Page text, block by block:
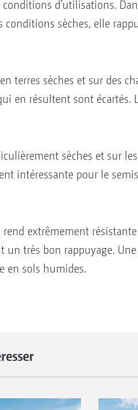
d’utilisations.
sèches, elle
terres sèches et sur des
en résultent sont écartés.
sèches et sur
intéressante pour le
extrêmement
très bon rappuyage. Une
en sols humides.